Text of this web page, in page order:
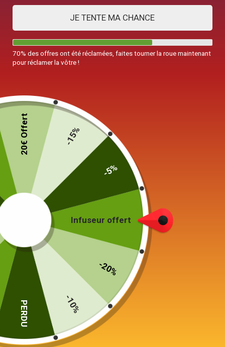
JE TENTE MA CHANCE
70% des offres ont été réclamées, faites tourner la roue maintenant
pour réclamer la vôtre !
Infuseur offert
-20%
-10%
PERDU
20€ Offert -15%
-5%